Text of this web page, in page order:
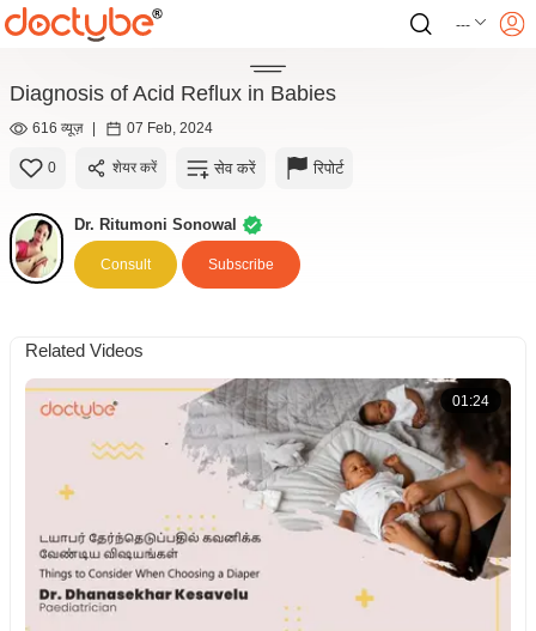
---
Diagnosis of Acid Reflux in Babies
616 व्यूज़ | 07 Feb, 2024
0 शेयर करें सेव करें रिपोर्ट
Dr. Ritumoni Sonowal
Consult Subscribe
Related Videos
01:24